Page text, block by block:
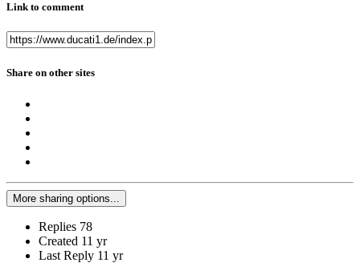
Link to comment
Share on other sites
More sharing options...
Replies 78
Created 11 yr
Last Reply 11 yr